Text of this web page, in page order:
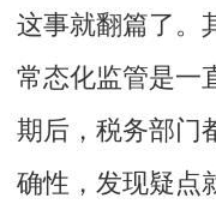
这事就翻篇了。
常态化监管是一
期后，税务部门
确性，发现疑点